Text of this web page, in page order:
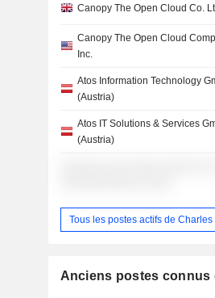
Canopy The Open Cloud Co.
Canopy The Open Cloud
Inc.
Atos Information Technology
(Austria)
Atos IT Solutions & Services
(Austria)
Tous les postes actifs de
Anciens postes connus